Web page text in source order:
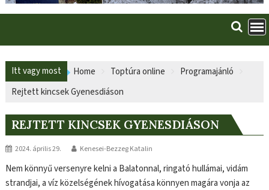
Itt vagy most Home Toptúra online
Programajánló
Rejtett kincsek Gyenesdiáson
REJTETT KINCSEK GYENESDIÁSON
2024. április 29. Kenesei-Bezzeg Katalin
Nem könnyű versenyre kelni a Balatonnal, ringató hullámai, vidám
strandjai, a víz közelségének hívogatása könnyen magára vonja az